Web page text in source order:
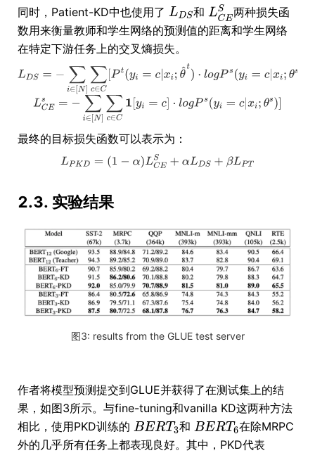
同时，Patient-KD中也使用了 和
两种损失函
数用来衡量教师和学生网络的预测值的距离和学生网络
在特定下游任务上的交叉熵损失。
最终的目标损失函数可以表示为：
2.3. 实验结果
图3: results from the GLUE test server
作者将模型预测提交到GLUE并获得了在测试集上的结
果，如图3所示。与fine-tuning和vanilla KD这两种方法
相比，使用PKD训练的
和
在除MRPC
外的几乎所有任务上都表现良好。其中，PKD代表